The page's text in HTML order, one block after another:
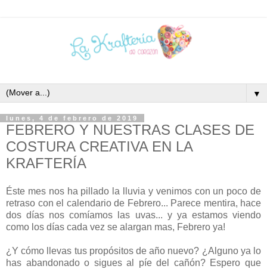
▼
lunes, 4 de febrero de 2019
FEBRERO Y NUESTRAS CLASES DE
COSTURA CREATIVA EN LA
KRAFTERÍA
Éste mes nos ha pillado la lluvia y venimos con un poco de
retraso con el calendario de Febrero... Parece mentira, hace
dos días nos comíamos las uvas... y ya estamos viendo
como los días cada vez se alargan mas, Febrero ya!
¿Y cómo llevas tus propósitos de año nuevo? ¿Alguno ya lo
has abandonado o sigues al píe del cañón? Espero que